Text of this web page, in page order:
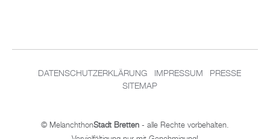
DA­TEN­SCHUT­Z­ER­KLÄ­RUNG IM­PRES­SUM
PRES­SE
SITEMAP
© Me­lan­chthonStadt Brett­en - alle Rech­te vor­be­hal­ten.